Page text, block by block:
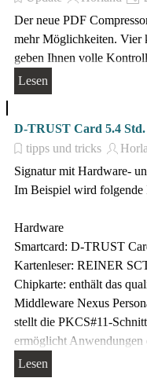
Der neue PDF
mehr Möglichkeiten. Vier
geben Ihnen volle
Lesen
D-TRUST Card 5.4 Std.
tipps und tricks
Signatur mit Hardware-
Im Beispiel wird folgende
Hardware
Smartcard: D-TRUST
Kartenleser: REINER
Chipkarte: enthält das
Middleware Nexus
stellt die PKCS#11-
ermöglicht
Lesen